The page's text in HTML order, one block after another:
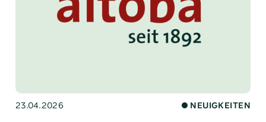
23.04.2026 NEUIGKEITEN